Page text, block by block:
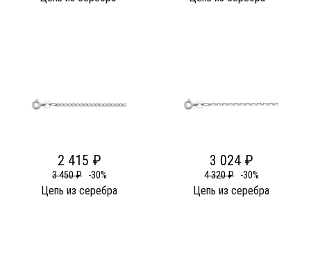
2 415 ₽
3 450 ₽ -30%
Цепь из серебра
3 024 ₽
4 320 ₽ -30%
Цепь из серебра